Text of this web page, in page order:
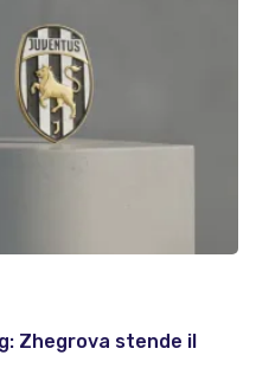
Zhegrova stende il